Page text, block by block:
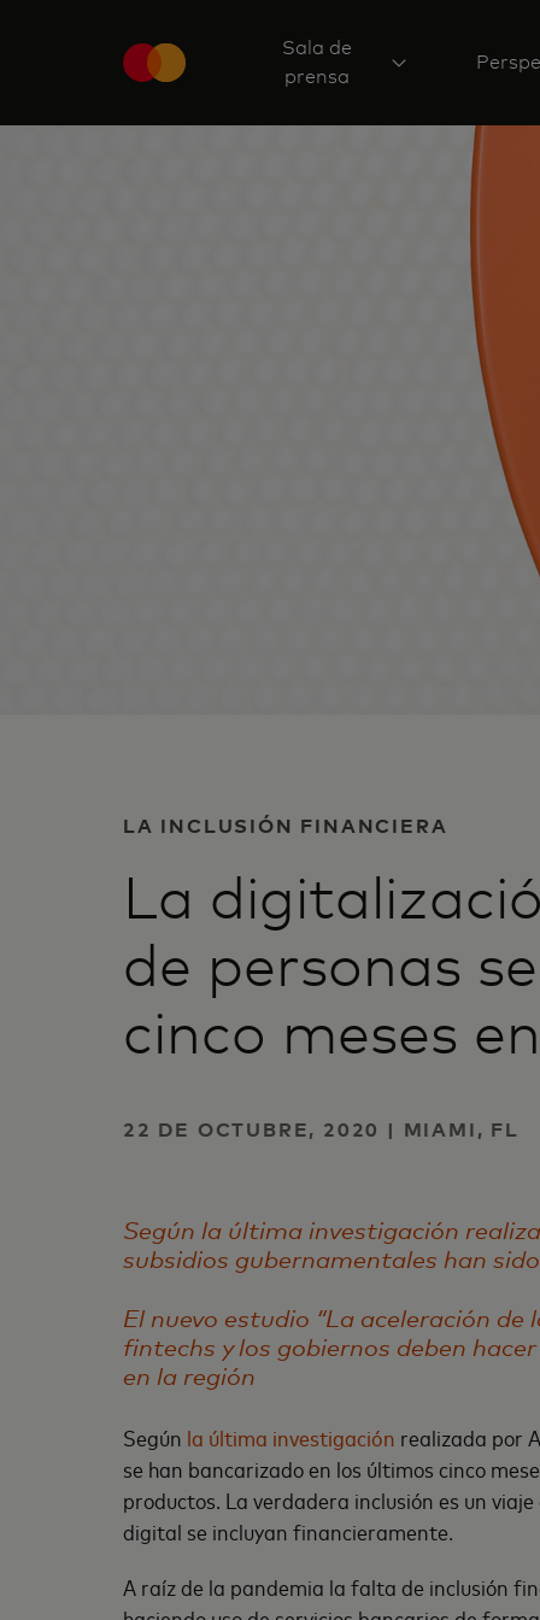
Sala de
prensa
LA INCLUSIÓN FINANCIERA
La
de personas
cinco meses
22 DE OCTUBRE, 2020 | MIAMI, FL
Según la última investigación
subsidios gubernamentales han
El nuevo estudio “La aceleración
fintechs y los gobiernos deben
en la región
Según la última investigación realizada por
se han bancarizado en los últimos cinco
productos. La verdadera inclusión es un
digital se incluyan financieramente.
A raíz de la pandemia la falta de inclusión